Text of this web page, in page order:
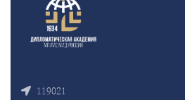
119021